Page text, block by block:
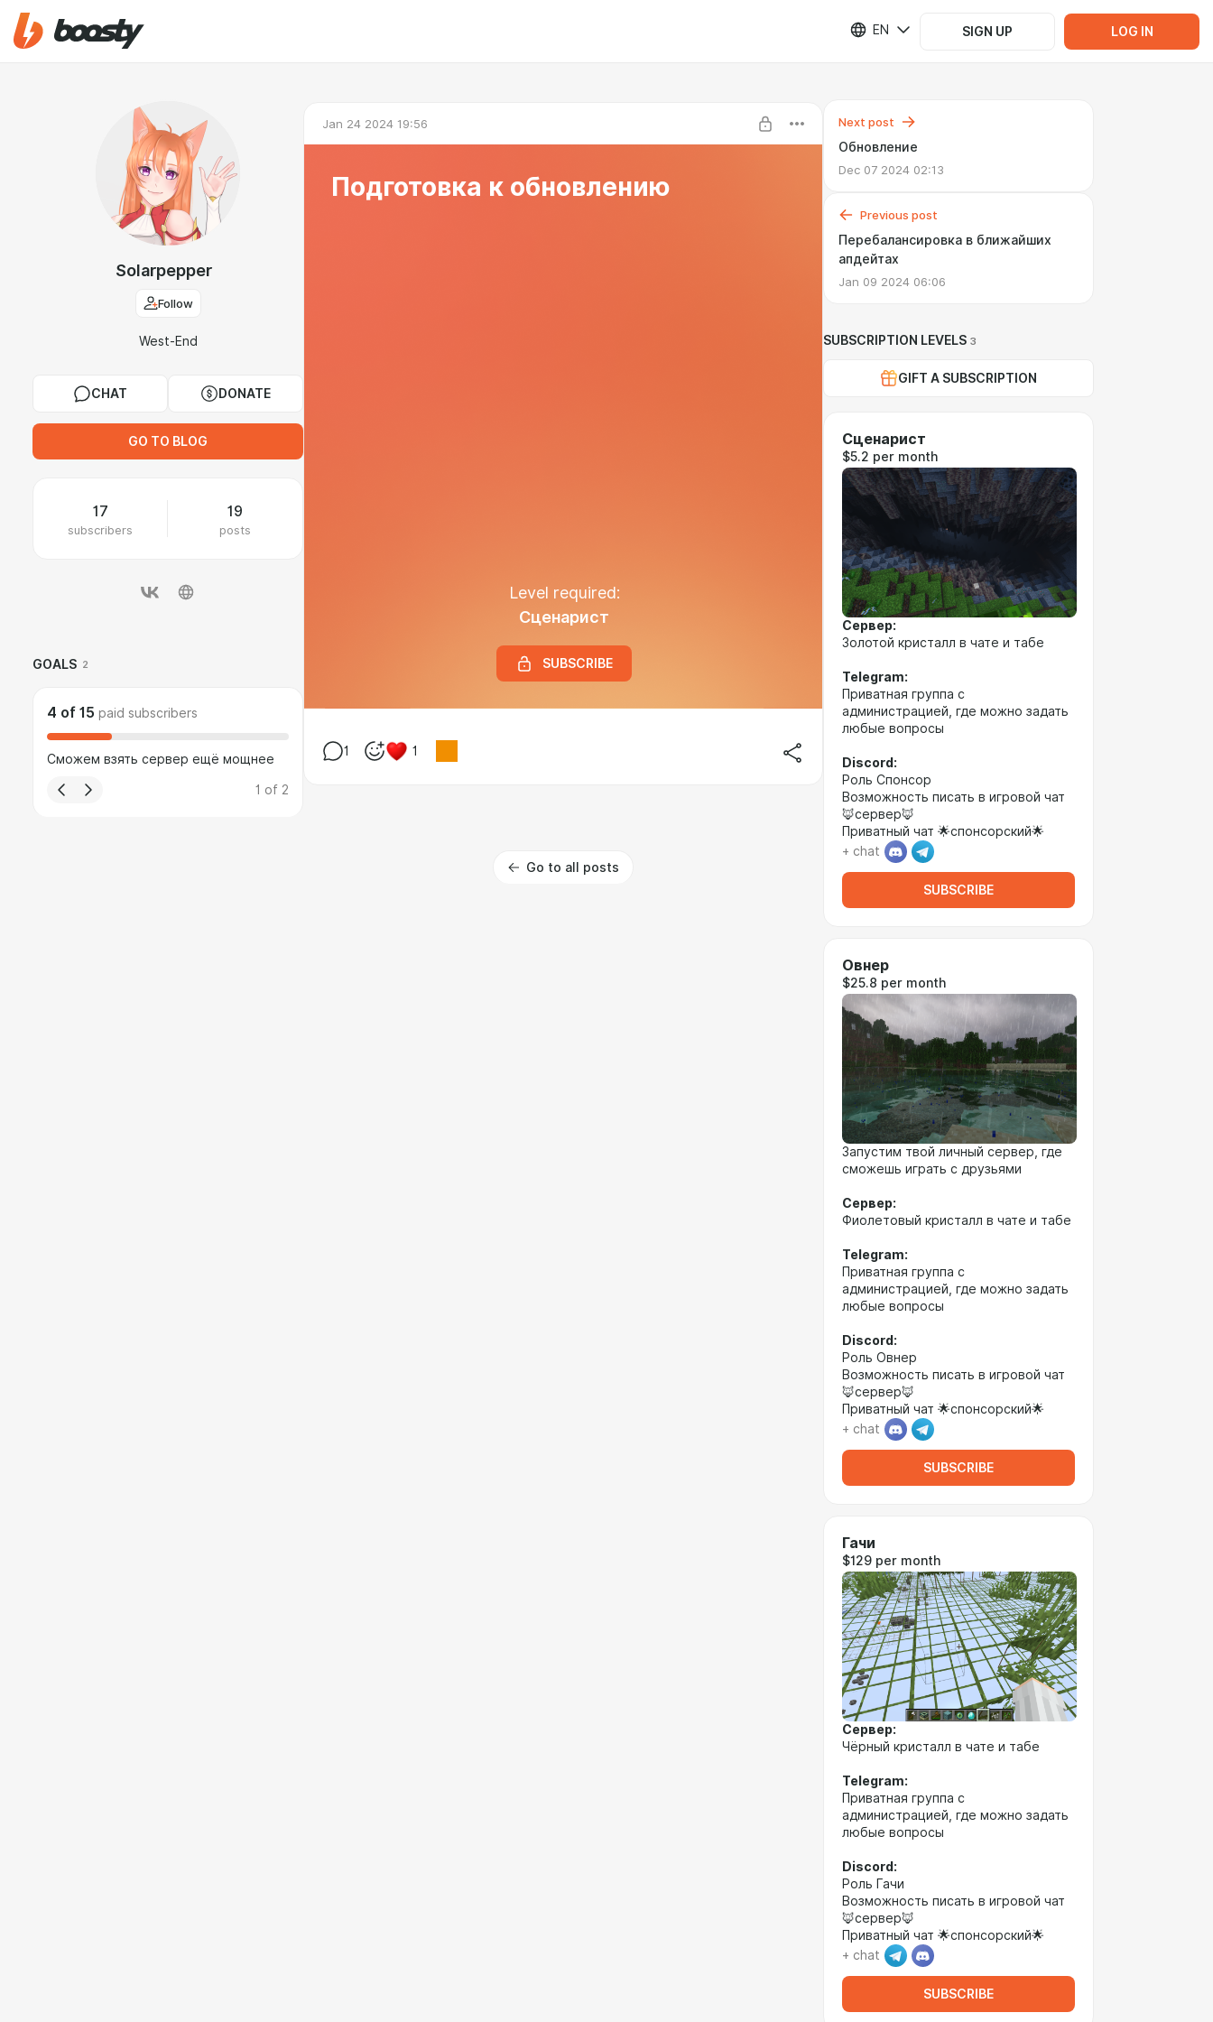
EN SIGN UP LOG IN
Solarpepper
Follow
West-End
CHAT DONATE
GO TO BLOG
17
subscribers
19
posts
GOALS 2
4 of 15 paid subscribers
Сможем взять сервер ещё мощнее
1 of 2
Jan 24 2024 19:56
Подготовка к обновлению
Level required:
Сценарист
SUBSCRIBE
1 1
Go to all posts
Next post
Обновление
Dec 07 2024 02:13
Previous post
Перебалансировка в ближайших
апдейтах
Jan 09 2024 06:06
SUBSCRIPTION LEVELS 3
GIFT A SUBSCRIPTION
Сценарист
$5.2 per month
Сервер:
Золотой кристалл в чате и табе
Telegram:
Приватная группа с
администрацией, где можно задать
любые вопросы
Discord:
Роль Спонсор
Возможность писать в игровой чат
🦊сервер🦊
Приватный чат 🌟спонсорский🌟
+ chat
SUBSCRIBE
Овнер
$25.8 per month
Запустим твой личный сервер, где
сможешь играть с друзьями
Сервер:
Фиолетовый кристалл в чате и табе
Telegram:
Приватная группа с
администрацией, где можно задать
любые вопросы
Discord:
Роль Овнер
Возможность писать в игровой чат
🦊сервер🦊
Приватный чат 🌟спонсорский🌟
+ chat
SUBSCRIBE
Гачи
$129 per month
Сервер:
Чёрный кристалл в чате и табе
Telegram:
Приватная группа с
администрацией, где можно задать
любые вопросы
Discord:
Роль Гачи
Возможность писать в игровой чат
🦊сервер🦊
Приватный чат 🌟спонсорский🌟
+ chat
SUBSCRIBE